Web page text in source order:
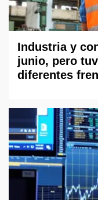
Industria y
junio, pero
diferentes